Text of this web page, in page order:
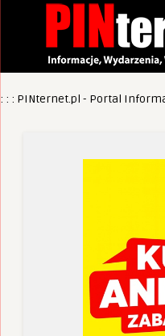
: : : PINternet.pl - Portal